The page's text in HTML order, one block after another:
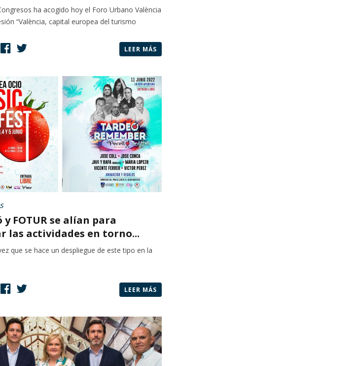
ha acogido hoy el Foro Urbano València
“València, capital europea del turismo
LEER MÁS
y FOTUR se alían para
las actividades en torno...
que se hace un despliegue de este tipo en la
LEER MÁS